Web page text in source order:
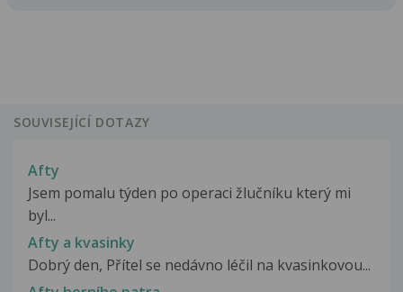
SOUVISEJÍCÍ DOTAZY
Afty
Jsem pomalu týden po operaci žlučníku který mi
byl...
Afty a kvasinky
Dobrý den, Přítel se nedávno léčil na kvasinkovou...